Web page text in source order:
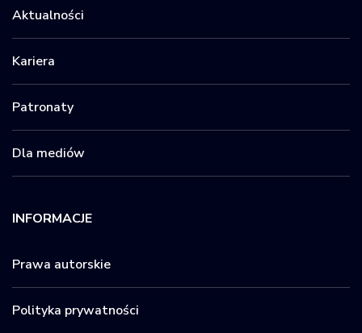
Aktualności
Kariera
Patronaty
Dla mediów
INFORMACJE
Prawa autorskie
Polityka prywatności